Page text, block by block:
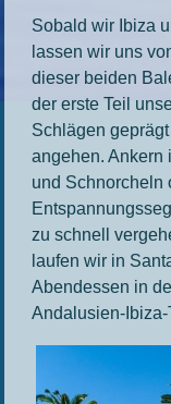
Sobald wir Ibiza
lassen wir uns
dieser beiden
der erste Teil
Schlägen
angehen. Ankern
und Schnorcheln
zu schnell
laufen wir in
Abendessen in
Andalusien-